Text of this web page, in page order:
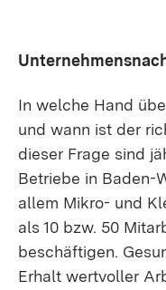
In welche Hand
und wann ist der
dieser Frage sind
Betriebe in Baden-
allem Mikro- und
als 10 bzw. 50
beschäftigen.
Erhalt wertvoller